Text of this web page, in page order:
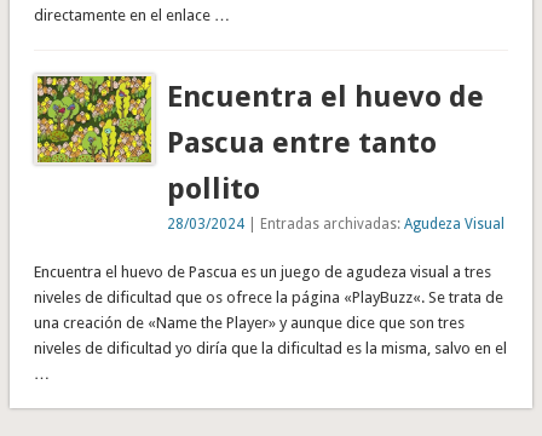
directamente en el enlace …
Encuentra el huevo de
Pascua entre tanto
pollito
28/03/2024 | Entradas archivadas:Agudeza Visual
Encuentra el huevo de Pascua es un juego de agudeza visual a tres
niveles de dificultad que os ofrece la página «PlayBuzz«. Se trata de
una creación de «Name the Player» y aunque dice que son tres
niveles de dificultad yo diría que la dificultad es la misma, salvo en el
…